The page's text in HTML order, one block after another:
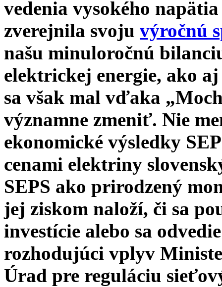
vedenia vysokého
zverejnila svoju výročnú
našu minuloročnú
elektrickej energie, ako
sa však mal vďaka
významne zmeniť. Nie
ekonomické výsledky
cenami elektriny
SEPS ako prirodzený
jej ziskom naloží, či sa
investície alebo sa
rozhodujúci vplyv
Úrad pre reguláciu